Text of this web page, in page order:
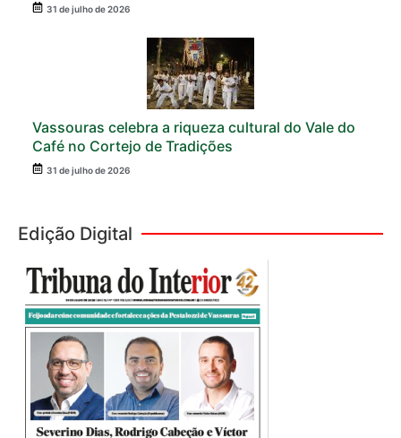
31 de julho de 2026
Vassouras celebra a riqueza cultural do Vale do
Café no Cortejo de Tradições
31 de julho de 2026
Edição Digital